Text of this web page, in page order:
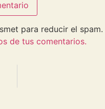
para reducir el spam.
de tus comentarios.